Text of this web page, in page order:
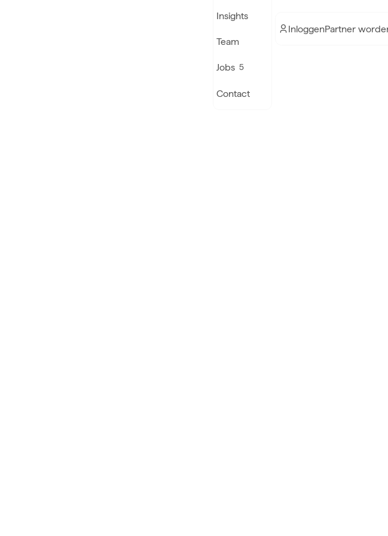
Insights
Team
Jobs 5
Contact
InloggenPartner